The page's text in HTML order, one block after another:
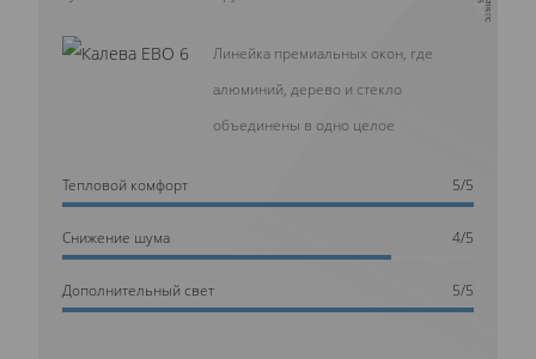
Линейка премиальных окон, где
алюминий, дерево и стекло
объединены в одно целое
Тепловой комфорт 5/5
Cнижение шума 4/5
Дополнительный свет 5/5